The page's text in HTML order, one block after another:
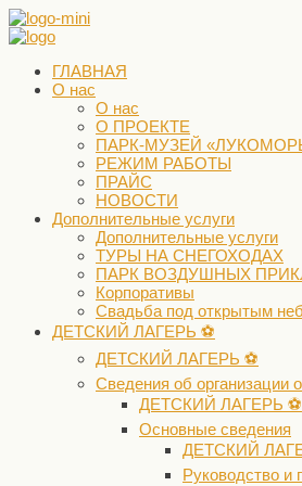
ГЛАВНАЯ
О нас
О нас
О ПРОЕКТЕ
ПАРК-МУЗЕЙ
РЕЖИМ РАБОТЫ
ПРАЙС
НОВОСТИ
Дополнительные услуги
Дополнительные услуги
ТУРЫ НА СНЕГОХОДАХ
ПАРК ВОЗДУШНЫХ
Корпоративы
Свадьба под открытым
ДЕТСКИЙ ЛАГЕРЬ ⚽️
ДЕТСКИЙ ЛАГЕРЬ ⚽️
Сведения об организации
ДЕТСКИЙ ЛАГЕРЬ ⚽️
Основные сведения
ДЕТСКИЙ
Руководство и